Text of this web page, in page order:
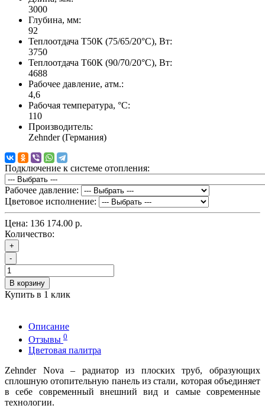
3000
Глубина, мм:
92
Теплоотдача Т50К (75/65/20°C), Вт:
3750
Теплоотдача Т60К (90/70/20°C), Вт:
4688
Рабочее давление, атм.:
4,6
Рабочая температура, °C:
110
Производитель:
Zehnder (Германия)
Подключение к системе отопления:
Рабочее давление:
Цветовое исполнение:
Цена: 136 174.00 р.
Количество:
+
-
В корзину
Купить в 1 клик
Описание
Отзывы 0
Цветовая палитра
Zehnder Nova – радиатор из плоских труб, образующих
сплошную отопительную панель из стали, которая объединяет
в себе современный внешний вид и самые современные
технологии.